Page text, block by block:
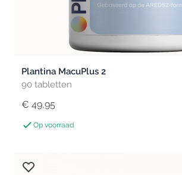
Plantina MacuPlus 2
90 tabletten
€ 49,95
Op voorraad